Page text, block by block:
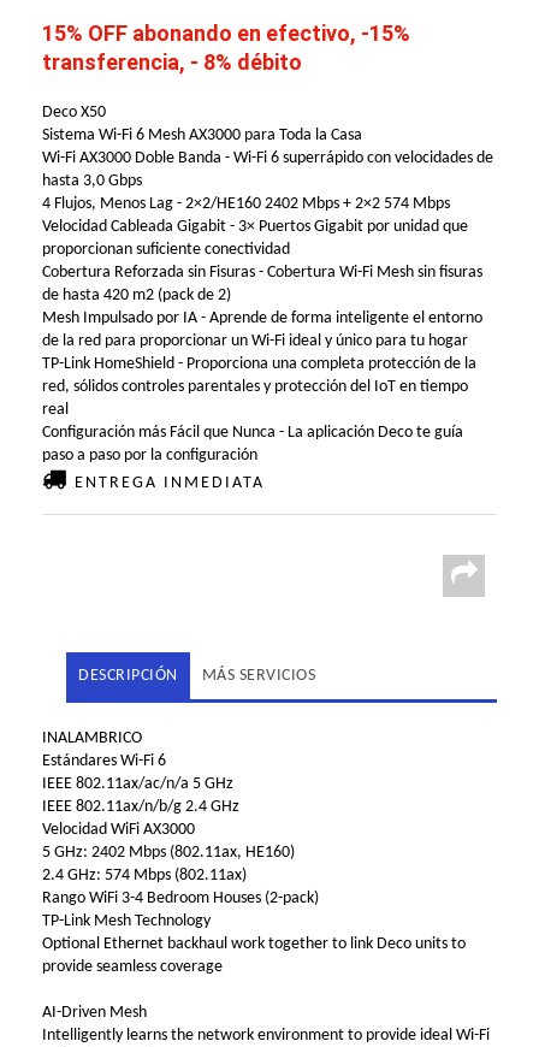
15% OFF abonando en efectivo, -15%
transferencia, - 8% débito
Deco X50
Sistema Wi-Fi 6 Mesh AX3000 para Toda la Casa
Wi-Fi AX3000 Doble Banda - Wi-Fi 6 superrápido con velocidades de
hasta 3,0 Gbps
4 Flujos, Menos Lag - 2×2/HE160 2402 Mbps + 2×2 574 Mbps
Velocidad Cableada Gigabit - 3× Puertos Gigabit por unidad que
proporcionan suficiente conectividad
Cobertura Reforzada sin Fisuras - Cobertura Wi-Fi Mesh sin fisuras
de hasta 420 m2 (pack de 2)
Mesh Impulsado por IA - Aprende de forma inteligente el entorno
de la red para proporcionar un Wi-Fi ideal y único para tu hogar
TP-Link HomeShield - Proporciona una completa protección de la
red, sólidos controles parentales y protección del IoT en tiempo
real
Configuración más Fácil que Nunca - La aplicación Deco te guía
paso a paso por la configuración
ENTREGA INMEDIATA
DESCRIPCIÓN MÁS SERVICIOS
INALAMBRICO
Estándares Wi-Fi 6
IEEE 802.11ax/ac/n/a 5 GHz
IEEE 802.11ax/n/b/g 2.4 GHz
Velocidad WiFi AX3000
5 GHz: 2402 Mbps (802.11ax, HE160)
2.4 GHz: 574 Mbps (802.11ax)
Rango WiFi 3-4 Bedroom Houses (2-pack)
TP-Link Mesh Technology
Optional Ethernet backhaul work together to link Deco units to
provide seamless coverage
AI-Driven Mesh
Intelligently learns the network environment to provide ideal Wi-Fi